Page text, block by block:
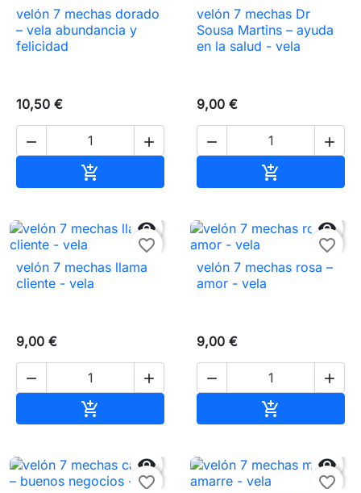
velón 7 mechas dorado
– vela abundancia y
felicidad
10,50 €
 

velón 7 mechas Dr
Sousa Martins – ayuda
en la salud - vela
9,00 €
 


favorite_border
velón 7 mechas llama
cliente - vela
9,00 €
 


favorite_border
velón 7 mechas rosa –
amor - vela
9,00 €
 


favorite_border

favorite_border